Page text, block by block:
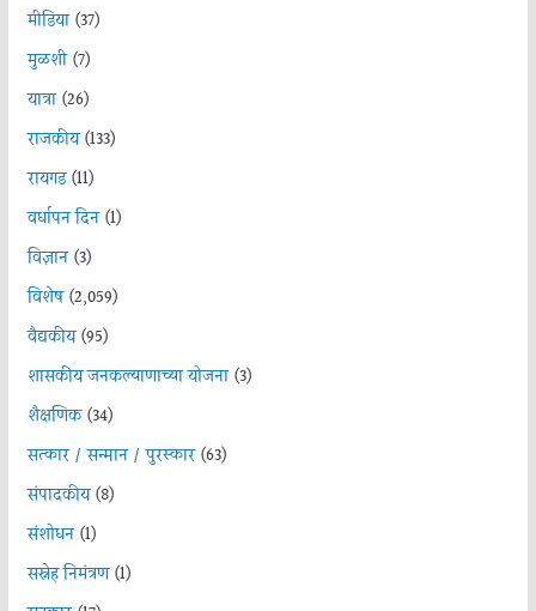
मीडिया(37)
मुळशी(7)
यात्रा(26)
राजकीय(133)
रायगड(11)
वर्धापन दिन(1)
विज्ञान(3)
विशेष(2,059)
वैद्यकीय(95)
शासकीय जनकल्याणाच्या योजना(3)
शैक्षणिक(34)
सत्कार / सन्मान / पुरस्कार(63)
संपादकीय(8)
संशोधन(1)
सस्नेह निमंत्रण(1)